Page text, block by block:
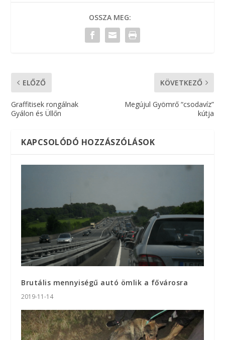
OSSZA MEG:
ELŐZŐ
Graffitisek rongálnak
Gyálon és Üllőn
KÖVETKEZŐ
Megújul Gyömrő “csodavíz”
kútja
KAPCSOLÓDÓ HOZZÁSZÓLÁSOK
Brutális mennyiségű autó ömlik a fővárosra
2019-11-14